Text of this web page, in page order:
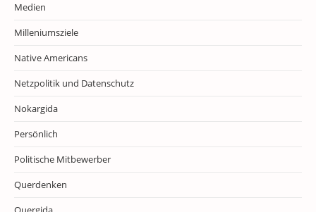
Medien
Milleniumsziele
Native Americans
Netzpolitik und Datenschutz
Nokargida
Persönlich
Politische Mitbewerber
Querdenken